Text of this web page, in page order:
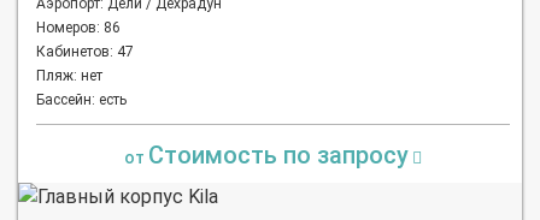
Аэропорт: Дели / Дехрадун
Номеров: 86
Кабинетов: 47
Пляж: нет
Бассейн: есть
от Стоимость по запросу